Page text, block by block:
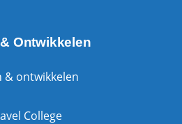
Ontwikkelen
& ontwikkelen
College